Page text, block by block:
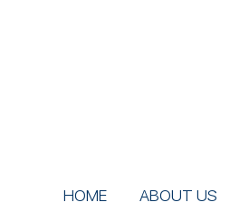
HOME ABOUT US